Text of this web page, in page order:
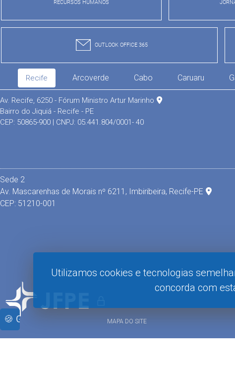
RECURSOS HUMANOS
OUTLOOK OFFICE 365
Recife Arcoverde Cabo Caruaru
Av. Recife, 6250 - Fórum Ministro Artur Marinho
Bairro do Jiquiá - Recife - PE
CEP: 50865-900 | CNPJ: 05.441.804/0001- 40
Sede 2
Av. Mascarenhas de Morais nº 6211, Imbiribeira, Recife-PE
CEP: 51210-001
MAPA DO SITE
Utilizamos cookies e tecnologias
concorda com
🍪 Gerenciar Cookies